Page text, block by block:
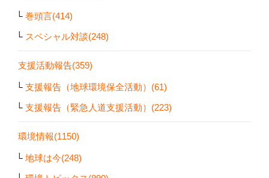
巻頭言(414)
スペシャル対談(248)
支援活動報告(359)
支援報告（地球環境保全活動）(61)
支援報告（緊急人道支援活動）(223)
環境情報(1150)
地球は今(248)